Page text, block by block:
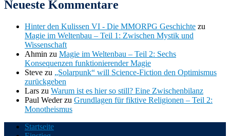
Neueste Kommentare
Hinter den Kulissen VI - Die MMORPG Geschichte zu
Magie im Weltenbau – Teil 1: Zwischen Mystik und
Wissenschaft
Ahmin zu Magie im Weltenbau – Teil 2: Sechs
Konsequenzen funktionierender Magie
Steve zu „Solarpunk“ will Science-Fiction den Optimismus
zurückgeben
Lars zu Warum ist es hier so still? Eine Zwischenbilanz
Paul Wederzu Grundlagen für fiktive Religionen – Teil 2:
Monotheismus
Startseite